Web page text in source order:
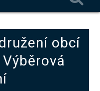
obcí